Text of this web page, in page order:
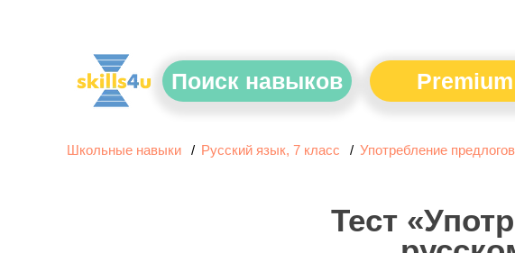
Поиск навыков Premium
Школьные навыки Русский язык, 7 класс Употребление предлогов
Тест